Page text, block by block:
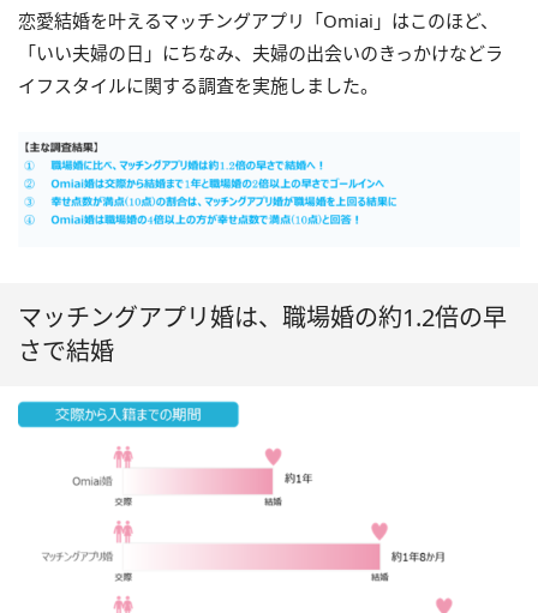
恋愛結婚を叶えるマッチングアプリ「Omiai」はこのほど、
「いい夫婦の日」にちなみ、夫婦の出会いのきっかけなどラ
イフスタイルに関する調査を実施しました。
マッチングアプリ婚は、職場婚の約1.2倍の早
さで結婚